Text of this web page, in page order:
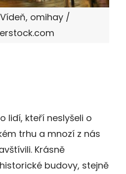
omihay /
lidí, kteří neslyšeli o
trhu a mnozí z nás
Krásně
budovy, stejně